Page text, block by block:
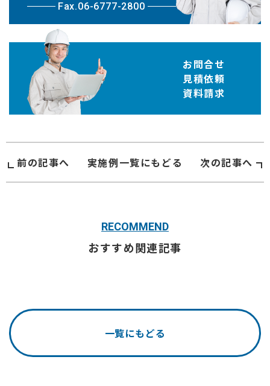
Fax.06-6777-2800
お問合せ
見積依頼
資料請求
前の記事へ 実施例一覧にもどる 次の記事へ
RECOMMEND
おすすめ関連記事
一覧にもどる